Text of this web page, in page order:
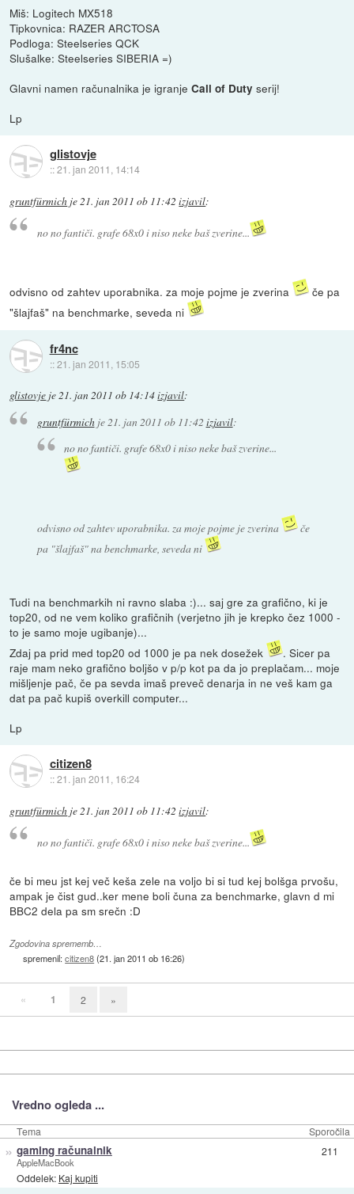
Miš: Logitech MX518
Tipkovnica: RAZER ARCTOSA
Podloga: Steelseries QCK
Slušalke: Steelseries SIBERIA =)
Glavni namen računalnika je igranjeCall of Duty serij!
Lp
glistovje
::21. jan 2011, 14:14
gruntfürmich je21. jan 2011 ob 11:42 izjavil:
no no fantiči. grafe 68x0 i niso neke baš zverine...
odvisno od zahtev uporabnika. za moje pojme je zverina
če pa
"šlajfaš" na benchmarke, seveda ni
fr4nc
::21. jan 2011, 15:05
glistovje je21. jan 2011 ob 14:14izjavil:
gruntfürmichje21. jan 2011 ob 11:42 izjavil:
no no fantiči. grafe 68x0 i niso neke baš zverine...
odvisno od zahtev uporabnika. za moje pojme je zverina
če
pa "šlajfaš" na benchmarke, seveda ni
Tudi na benchmarkih ni ravno slaba :)... saj gre za grafično, ki je
top20, od ne vem koliko grafičnih (verjetno jih je krepko čez 1000 -
to je samo moje ugibanje)...
Zdaj pa prid med top20 od 1000 je pa nek dosežek
. Sicer pa
raje mam neko grafično boljšo v p/p kot pa da jo preplačam... moje
mišljenje pač, če pa sevda imaš preveč denarja in ne veš kam ga
dat pa pač kupiš overkill computer...
Lp
citizen8
::21. jan 2011, 16:24
gruntfürmich je21. jan 2011 ob 11:42 izjavil:
no no fantiči. grafe 68x0 i niso neke baš zverine...
če bi meu jst kej več keša zele na voljo bi si tud kej bolšga prvošu,
ampak je čist gud..ker mene boli čuna za benchmarke, glavn d mi
BBC2 dela pa sm srečn :D
Zgodovina sprememb…
spremenil:citizen8(21. jan 2011 ob 16:26)
« 1 2 »
Vredno ogleda ...
Tema Sporočila
» gaming računalnik
AppleMacBook
Oddelek: Kaj kupiti
211